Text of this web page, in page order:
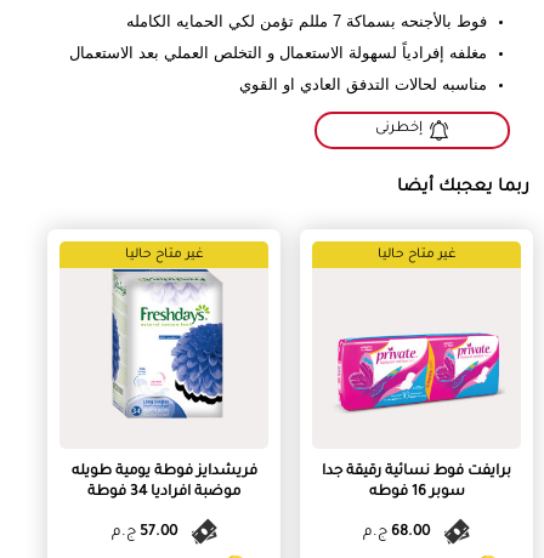
فوط بالأجنحه بسماكة 7 مللم تؤمن لكي الحمايه الكامله
مغلفه إفرادياً لسهولة الاستعمال و التخلص العملي بعد الاستعمال
مناسبه لحالات التدفق العادي او القوي
إخطرنى
ربما يعجبك أيضا
غير متاح حاليا
برايفت فوط نسائية رقيقة جدا
سوبر 16 فوطه
68.00 ج.م
غير متاح حاليا
فريشدايز فوطة يومية طويله
موضبة افراديا 34 فوطة
57.00 ج.م